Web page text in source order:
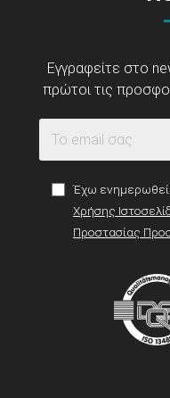
Εγγραφείτε στο
πρώτοι τις
Έχω
Χρήσης
Προστασίας